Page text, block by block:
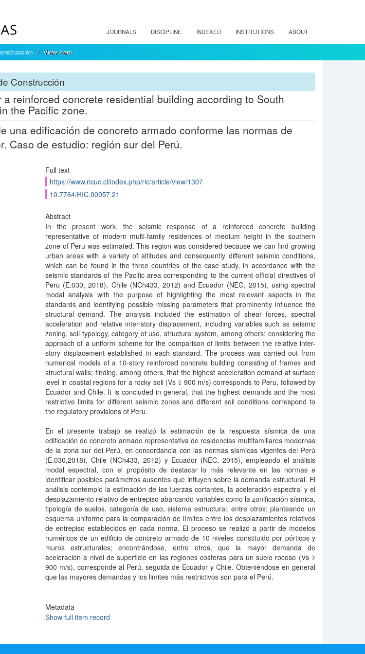
JOURNALS DISCIPLINE INDEXED INSTITUTIONS ABOUT
View Item
Construcción
reinforced concrete residential building according to South
the Pacific zone.
una edificación de concreto armado conforme las normas de
Caso de estudio: región sur del Perú.
Full text
https://www.ricuc.cl/index.php/ric/article/view/1307
10.7764/RIC.00057.21
Abstract
In the present work, the seismic response of a reinforced concrete building
representative of modern multi-family residences of medium height in the southern
zone of Peru was estimated. This region was considered because we can find growing
urban areas with a variety of altitudes and consequently different seismic conditions,
which can be found in the three countries of the case study, in accordance with the
seismic standards of the Pacific area corresponding to the current official directives of
Peru (E.030, 2018), Chile (NCh433, 2012) and Ecuador (NEC, 2015), using spectral
modal analysis with the purpose of highlighting the most relevant aspects in the
standards and identifying possible missing parameters that prominently influence the
structural demand. The analysis included the estimation of shear forces, spectral
acceleration and relative inter-story displacement, including variables such as seismic
zoning, soil typology, category of use, structural system, among others; considering the
approach of a uniform scheme for the comparison of limits between the relative inter-
story displacement established in each standard. The process was carried out from
numerical models of a 10-story reinforced concrete building consisting of frames and
structural walls; finding, among others, that the highest acceleration demand at surface
level in coastal regions for a rocky soil (Vs ≥ 900 m/s) corresponds to Peru, followed by
Ecuador and Chile. It is concluded in general, that the highest demands and the most
restrictive limits for different seismic zones and different soil conditions correspond to
the regulatory provisions of Peru.
En el presente trabajo se realizó la estimación de la respuesta sísmica de una
edificación de concreto armado representativa de residencias multifamiliares modernas
de la zona sur del Perú, en concordancia con las normas sísmicas vigentes del Perú
(E.030,2018), Chile (NCh433, 2012) y Ecuador (NEC, 2015), empleando el análisis
modal espectral, con el propósito de destacar lo más relevante en las normas e
identificar posibles parámetros ausentes que influyen sobre la demanda estructural. El
análisis contempló la estimación de las fuerzas cortantes, la aceleración espectral y el
desplazamiento relativo de entrepiso abarcando variables como la zonificación sísmica,
tipología de suelos, categoría de uso, sistema estructural, entre otros; planteando un
esquema uniforme para la comparación de límites entre los desplazamientos relativos
de entrepiso establecidos en cada norma. El proceso se realizó a partir de modelos
numéricos de un edificio de concreto armado de 10 niveles constituido por pórticos y
muros estructurales; encontrándose, entre otros, que la mayor demanda de
aceleración a nivel de superficie en las regiones costeras para un suelo rocoso (Vs ≥
900 m/s), corresponde al Perú, seguida de Ecuador y Chile. Obteniéndose en general
que las mayores demandas y los limites más restrictivos son para el Perú.
Metadata
Show full item record